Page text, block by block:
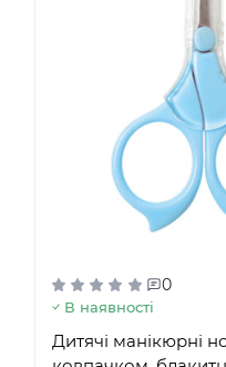
0
В наявності
Дитячі манікюрні